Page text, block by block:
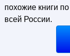
похожие книги
всей России.